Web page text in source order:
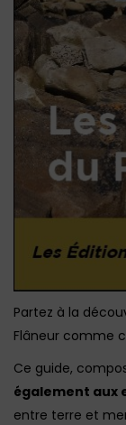
Partez à la
Flâneur comme
Ce guide,
également aux
entre terre et